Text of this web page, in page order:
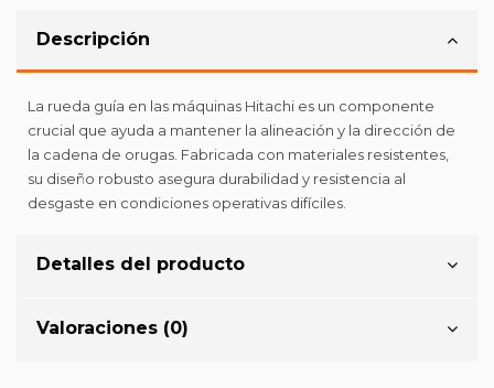
Descripción
La rueda guía en las máquinas Hitachi es un componente
crucial que ayuda a mantener la alineación y la dirección de
la cadena de orugas. Fabricada con materiales resistentes,
su diseño robusto asegura durabilidad y resistencia al
desgaste en condiciones operativas difíciles.
Detalles del producto
Valoraciones (0)